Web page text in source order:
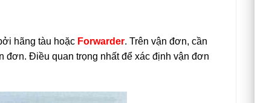
hãng tàu hoặc Forwarder. Trên vận đơn, cần
đơn. Điều quan trọng nhất để xác định vận đơn